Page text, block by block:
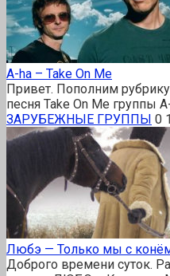
A-ha – Take On Me
Привет. Пополним
песня Take On Me группы
ЗАРУБЕЖНЫЕ ГРУППЫ 0
Любэ — Только мы с
Доброго времени суток.